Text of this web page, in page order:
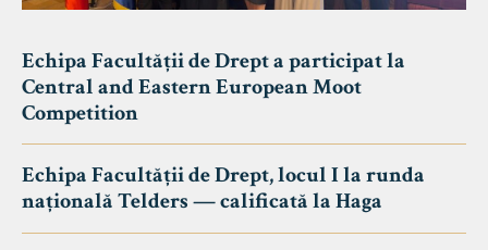
Echipa Facultății de Drept a participat la
Central and Eastern European Moot
Competition
Echipa Facultății de Drept, locul I la runda
națională Telders — calificată la Haga